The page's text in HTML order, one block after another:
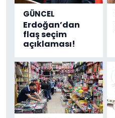
GÜNCEL
Erdoğan’dan
flaş seçim
açıklaması!